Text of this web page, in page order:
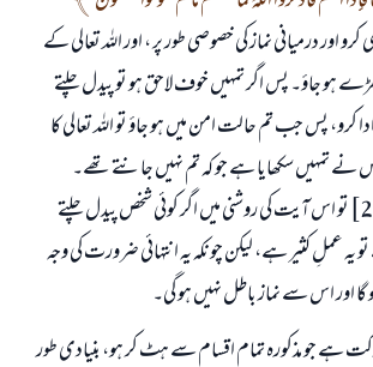
اور درمیانی نماز کی خصوصی طور پر ، اور اللہ تعالی کے
ہو جاؤ۔ پس اگر تمہیں خوف لاحق ہو تو پیدل چلتے
کرو، پس جب تم حالت امن میں ہو جاؤ تو اللہ تعالی کا
نے تمہیں سکھایا ہے جو کہ تم نہیں جانتے تھے۔
[البقرۃ: 238 - 239] تو اس آیت کی روشنی میں اگر کوئی شخص پیدل چلتے
یہ عملِ کثیر ہے، لیکن چونکہ یہ انتہائی ضرورت کی وجہ
اور اس سے نماز باطل نہیں ہو گی۔
ہے جو مذکورہ تمام اقسام سے ہٹ کر ہو، بنیادی طور